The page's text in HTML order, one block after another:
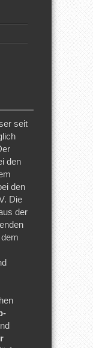
seit
den
den
Die
der